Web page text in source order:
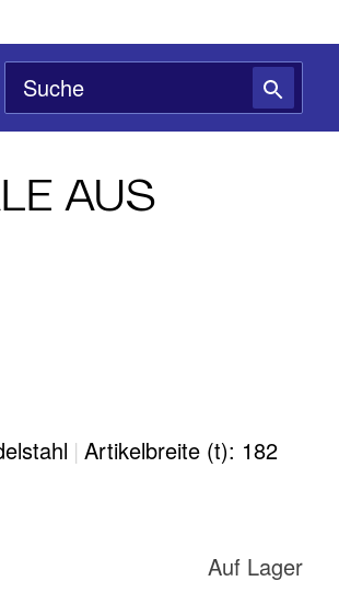
AUS
| Artikelbreite (t): 182
Auf Lager